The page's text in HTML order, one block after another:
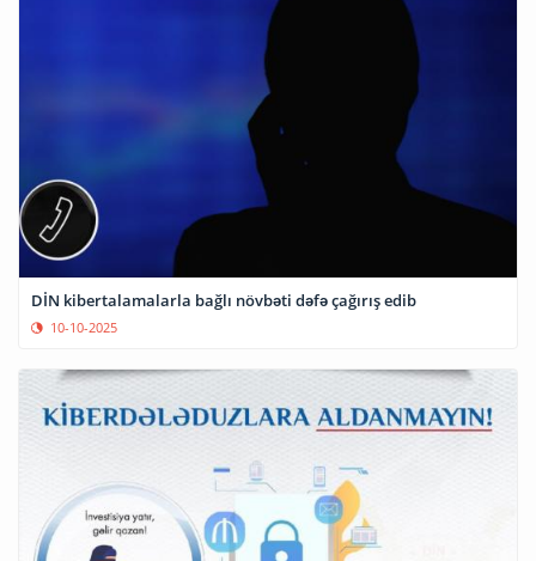
DİN kibertalamalarla bağlı növbəti dəfə çağırış edib
10-10-2025